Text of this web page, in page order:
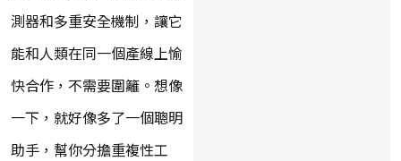
測器和多重安全機制，讓它
能和人類在同一個產線上愉
快合作，不需要圍籬。想像
一下，就好像多了一個聰明
助手，幫你分擔重複性工